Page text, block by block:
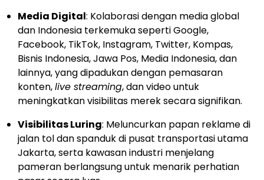
Media Digital: Kolaborasi dengan media global
dan Indonesia terkemuka seperti Google,
Facebook, TikTok, Instagram, Twitter, Kompas,
Bisnis Indonesia, Jawa Pos, Media Indonesia, dan
lainnya, yang dipadukan dengan pemasaran
konten,live streaming, dan video untuk
meningkatkan visibilitas merek secara signifikan.
Visibilitas Luring: Meluncurkan papan reklame di
jalan tol dan spanduk di pusat transportasi utama
Jakarta, serta kawasan industri menjelang
pameran berlangsung untuk menarik perhatian